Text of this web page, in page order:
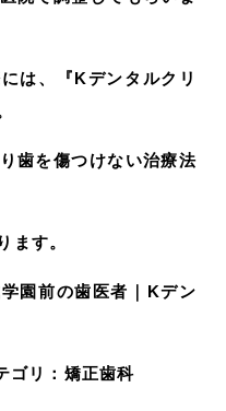
は、『Kデンタルクリ
歯を傷つけない治療法
ます。
園前の歯医者｜Kデン
リ： 矯正歯科